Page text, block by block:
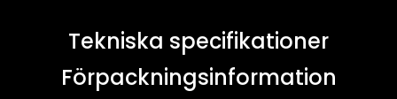
Tekniska specifikationer
Förpackningsinformation